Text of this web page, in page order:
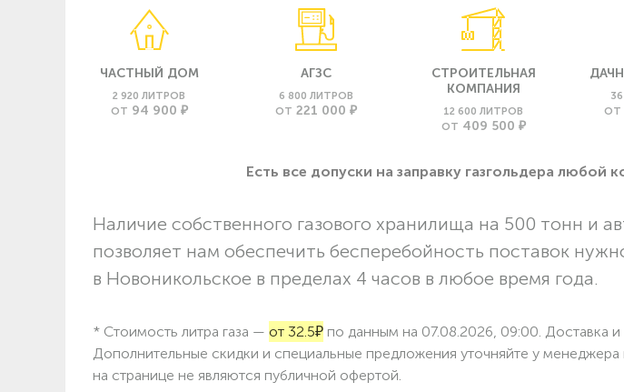
ЧАСТНЫЙ ДОМ
2 920 ЛИТРОВ
ОТ 94 900 ₽
АГЗС
6 800 ЛИТРОВ
ОТ 221 000 ₽
СТРОИТЕЛЬНАЯ
КОМПАНИЯ
12 600 ЛИТРОВ
ОТ 409 500 ₽
ОТ
Есть все допуски нa заправку газгольдера любой
Наличие собственного газового хранилища на 500 тонн и
позволяет нам обеспечить бесперебойность поставок
в Новоникольское в пределах 4 часов в любое время года.
* Стоимость литра газа — от 32.5₽ по данным на 07.08.2026, 09:00. Доставка и
Дополнительные скидки и специальные предложения уточняйте у менеджера
на странице не являются публичной офертой.